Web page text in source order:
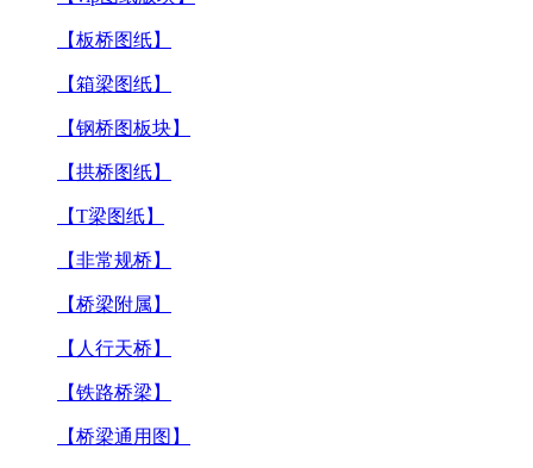
【板桥图纸】
【箱梁图纸】
【钢桥图板块】
【拱桥图纸】
【T梁图纸】
【非常规桥】
【桥梁附属】
【人行天桥】
【铁路桥梁】
【桥梁通用图】